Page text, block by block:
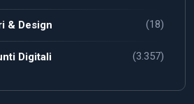
& Design (18)
Digitali (3.357)